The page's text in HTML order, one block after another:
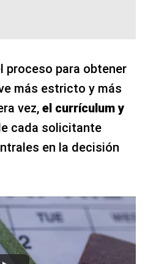
proceso para obtener
más estricto y más
vez, el currículum y
cada solicitante
en la decisión